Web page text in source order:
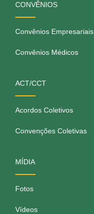
CONVÊNIOS
Convênios Empresariais
Convênios Médicos
ACT/CCT
Acordos Coletivos
Convenções Coletivas
MÍDIA
Fotos
Vídeos